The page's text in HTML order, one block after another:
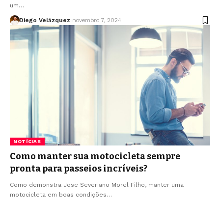
um…
Diego Velázquez novembro 7, 2024
NOTÍCIAS
Como manter sua motocicleta sempre
pronta para passeios incríveis?
Como demonstra Jose Severiano Morel Filho, manter uma
motocicleta em boas condições…